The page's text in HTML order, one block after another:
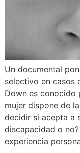
Un documental
selectivo en casos
Down es conocido
mujer dispone de
decidir si acepta a
discapacidad o
experiencia